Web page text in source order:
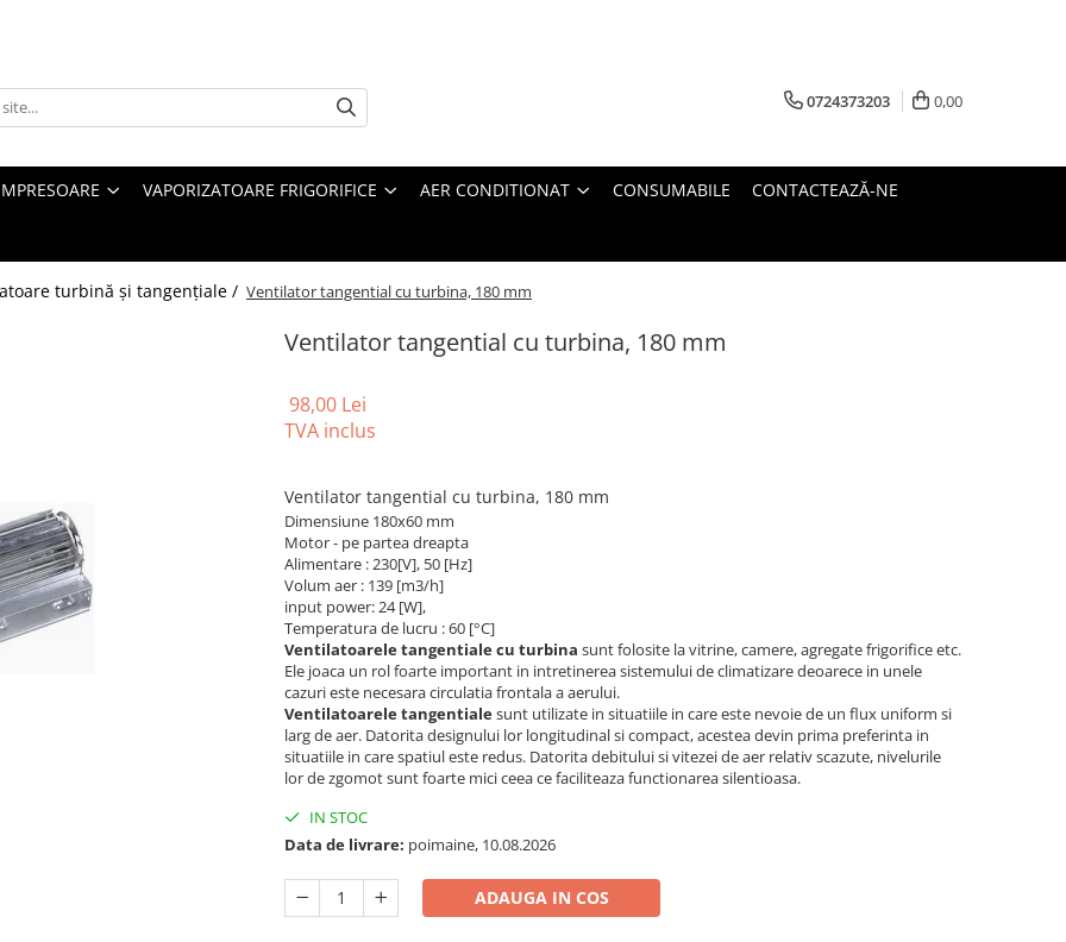
0724373203 0,00
VAPORIZATOARE FRIGORIFICE AER CONDITIONAT CONSUMABILE CONTACTEAZĂ-NE
turbină și tangențiale / Ventilator tangential cu turbina, 180 mm
Ventilator tangential cu turbina, 180 mm
98,00 Lei
TVA inclus
Ventilator tangential cu turbina, 180 mm
Dimensiune 180x60 mm
Motor - pe partea dreapta
Alimentare : 230[V], 50 [Hz]
Volum aer : 139 [m3/h]
input power: 24 [W],
Temperatura de lucru : 60 [°C]
Ventilatoarele tangentiale cu turbina sunt folosite la vitrine, camere, agregate frigorifice etc.
Ele joaca un rol foarte important in intretinerea sistemului de climatizare deoarece in unele
cazuri este necesara circulatia frontala a aerului.
Ventilatoarele tangentialesunt utilizate in situatiile in care este nevoie de un flux uniform si
larg de aer. Datorita designului lor longitudinal si compact, acestea devin prima preferinta in
situatiile in care spatiul este redus. Datorita debitului si vitezei de aer relativ scazute, nivelurile
lor de zgomot sunt foarte mici ceea ce faciliteaza functionarea silentioasa.
IN STOC
Data de livrare: poimaine, 10.08.2026
ADAUGA IN COS